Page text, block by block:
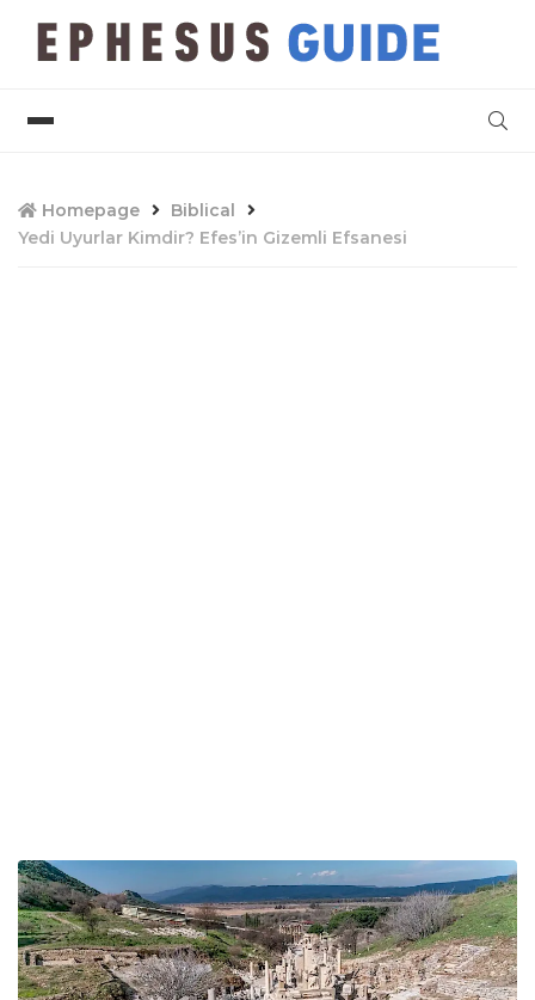
Homepage
Biblical
Yedi Uyurlar Kimdir? Efes’in Gizemli Efsanesi